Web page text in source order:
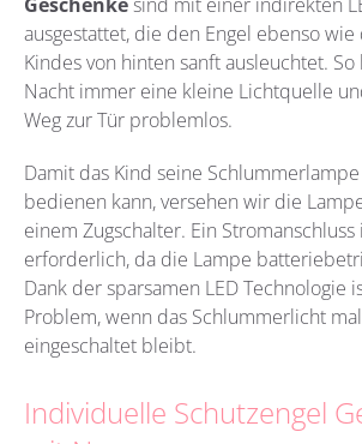
ausgestattet, die den Engel ebenso
Kindes von hinten sanft ausleuchtet.
Nacht immer eine kleine Lichtquelle
Weg zur Tür problemlos.
Damit das Kind seine
bedienen kann, versehen wir die
einem Zugschalter. Ein
erforderlich, da die Lampe
Dank der sparsamen LED Technologie
Problem, wenn das Schlummerlicht
eingeschaltet bleibt.
Individuelle Schutzengel